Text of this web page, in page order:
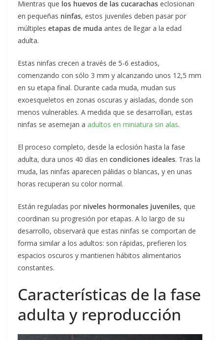
Mientras que los huevos de las cucarachas eclosionan
en pequeñas ninfas, estos juveniles deben pasar por
múltiples etapas de muda antes de llegar a la edad
adulta.
Estas ninfas crecen a través de 5-6 estadios,
comenzando con sólo 3 mm y alcanzando unos 12,5 mm
en su etapa final. Durante cada muda, mudan sus
exoesqueletos en zonas oscuras y aisladas, donde son
menos vulnerables. A medida que se desarrollan, estas
ninfas se asemejan a adultos en miniatura sin alas.
El proceso completo, desde la eclosión hasta la fase
adulta, dura unos 40 días en condiciones ideales. Tras la
muda, las ninfas aparecen pálidas o blancas, y en unas
horas recuperan su color normal.
Están reguladas por niveles hormonales juveniles, que
coordinan su progresión por etapas. A lo largo de su
desarrollo, observará que estas ninfas se comportan de
forma similar a los adultos: son rápidas, prefieren los
espacios oscuros y mantienen hábitos alimentarios
constantes.
Características de la fase
adulta y reproducción